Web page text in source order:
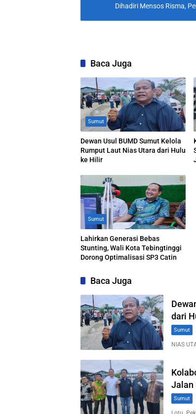
Dihadiri Mensos Risma,
Baca Juga
Sumut
Dewan Usul BUMD Sumut Kelola
Rumput Laut Nias Utara dari Hulu
ke Hilir
Sumut
Lahirkan Generasi Bebas
Stunting, Wali Kota Tebingtinggi
Dorong Optimalisasi SP3 Catin
Baca Juga
dari
Sumut
NIAS
Jalan
Sumut